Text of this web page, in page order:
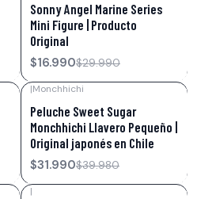
Sonny Angel Marine Series
Mini Figure | Producto
Original
$16.990$29.990
|Monchhichi
Peluche Sweet Sugar
Monchhichi Llavero Pequeño |
Original japonés en Chile
$31.990$39.980
|